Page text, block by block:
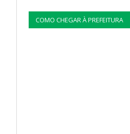
COMO CHEGAR À PREFEITURA